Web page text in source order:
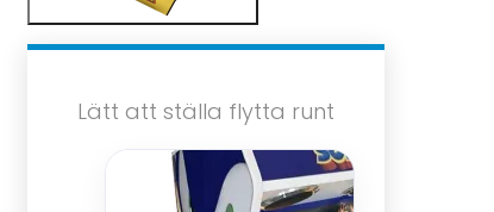
Lätt att ställa flytta runt